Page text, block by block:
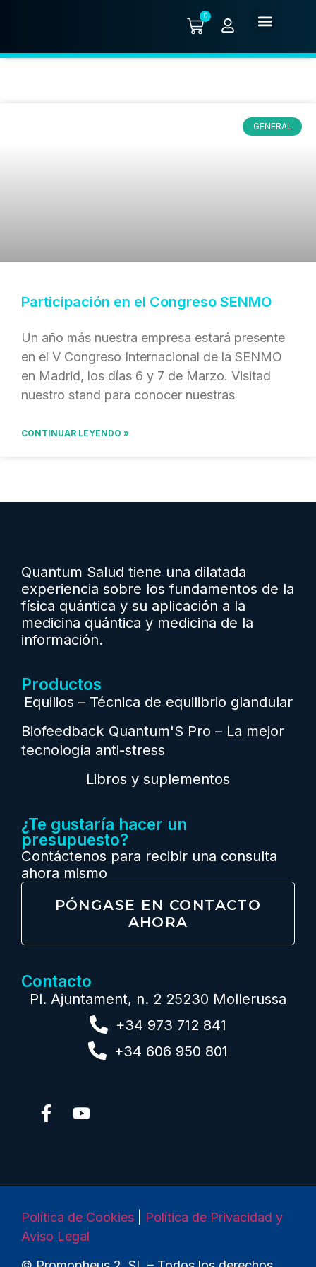
0
GENERAL
Participación en el Congreso SENMO
Un año más nuestra empresa estará presente
en el V Congreso Internacional de la SENMO
en Madrid, los días 6 y 7 de Marzo. Visitad
nuestro stand para conocer nuestras
CONTINUAR LEYENDO »
Quantum Salud tiene una dilatada
experiencia sobre los fundamentos de la
física quántica y su aplicación a la
medicina quántica y medicina de la
información.
Productos
Equilios – Técnica de equilibrio glandular
Biofeedback Quantum'S Pro – La mejor
tecnología anti-stress
Libros y suplementos
¿Te gustaría hacer un
presupuesto?
Contáctenos para recibir una consulta
ahora mismo
PÓNGASE EN CONTACTO
AHORA
Contacto
Pl. Ajuntament, n. 2 25230 Mollerussa
+34 973 712 841
+34 606 950 801
Política de Cookies
Política de Privacidad y
Aviso Legal